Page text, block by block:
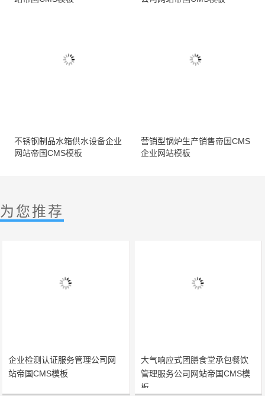
不锈钢制品水箱供水设备企业
网站帝国CMS模板
营销型锅炉生产销售帝国CMS
企业网站模板
为您推荐
企业检测认证服务管理公司网
站帝国CMS模板
大气响应式团膳食堂承包餐饮
管理服务公司网站帝国CMS模
板